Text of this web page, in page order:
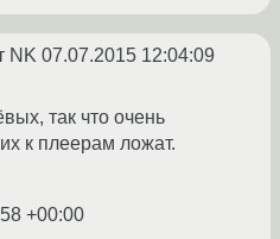
NK 07.07.2015 12:04:09
так что очень
к плеерам ложат.
+00:00